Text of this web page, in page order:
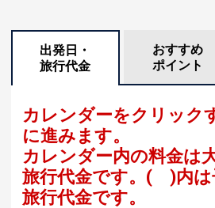
出発日・
旅行代金
おすすめ
ポイント
カレンダーをクリック
に進みます。
カレンダー内の料金は
旅行代金です。 ( )内は
旅行代金です。